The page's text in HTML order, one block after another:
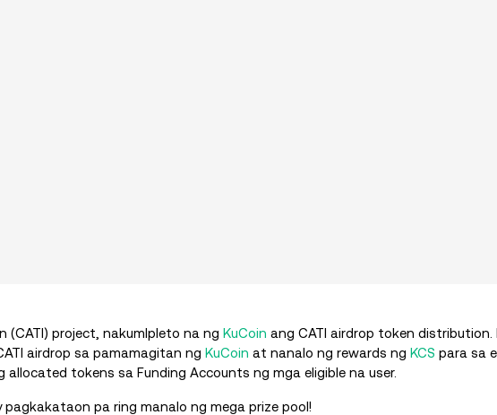
project, nakumlpleto na ng KuCoin ang CATI airdrop token distribution.
airdrop sa pamamagitan ng KuCoin at nanalo ng rewards ng KCS para sa
tokens sa Funding Accounts ng mga eligible na user.
pagkakataon pa ring manalo ng mega prize pool!